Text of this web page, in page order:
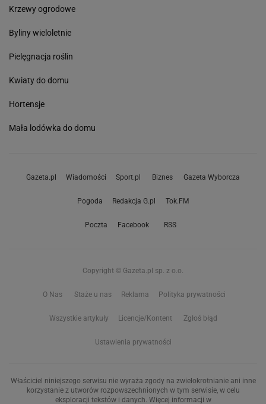
Krzewy ogrodowe
Byliny wieloletnie
Pielęgnacja roślin
Kwiaty do domu
Hortensje
Mała lodówka do domu
Gazeta.pl Wiadomości Sport.pl Biznes Gazeta Wyborcza
Pogoda Redakcja G.pl Tok.FM
Poczta Facebook RSS
Copyright © Gazeta.pl sp. z o.o.
O Nas Staże u nas Reklama Polityka prywatności
Wszystkie artykuły Licencje/Kontent Zgłoś błąd
Ustawienia prywatności
Właściciel niniejszego serwisu nie wyraża zgody na zwielokrotnianie ani inne
korzystanie z utworów rozpowszechnionych w tym serwisie, w celu
eksploracji tekstów i danych. Więcej informacji w